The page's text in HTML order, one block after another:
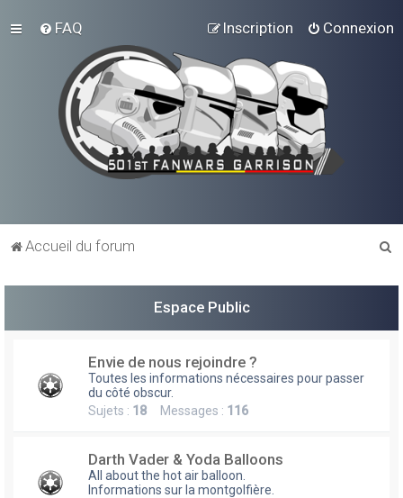
FAQ Connexion
Inscription
Accueil du forum
Espace Public
Envie de nous rejoindre ?
Toutes les informations nécessaires pour passer
du côté obscur.
Sujets : 18 Messages : 116
Darth Vader & Yoda Balloons
All about the hot air balloon.
Informations sur la montgolfière.